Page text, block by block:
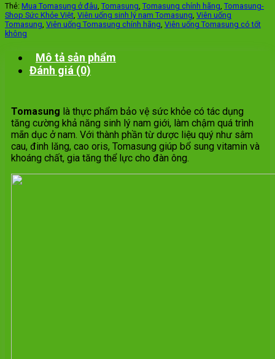
Thẻ: Mua Tomasung ở đâu Tomasung Tomasung chính hãng Tomasung-
Shop Sức Khỏe Việt Viên uống sinh lý nam Tomasung Viên uống
Tomasung Viên uống Tomasung chính hãng Viên uống Tomasung có tốt
không
Mô tả sản phẩm
Đánh giá (0)
Tomasung là thực phẩm bảo vệ sức khỏe có tác dụng
tăng cường khả năng sinh lý nam giới, làm chậm quá trình
mãn dục ở nam. Với thành phần từ dược liệu quý như sâm
cau, đinh lăng, cao oris, Tomasung giúp bổ sung vitamin và
khoáng chất, gia tăng thể lực cho đàn ông.